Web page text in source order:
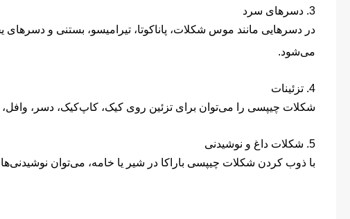
3. دسرهای سرد
در دسرهایی مانند موس شکلات، پاناکوتا، تیرامیسو، بستنی و دسرهای
می‌شود.
4. تزئینات
شکلات چیپسی را می‌توان برای تزئین روی کیک، کاپ‌کیک، دسر،
5. شکلات داغ و نوشیدنی
با ذوب کردن شکلات چیپسی باراکا در شیر یا خامه، می‌توان